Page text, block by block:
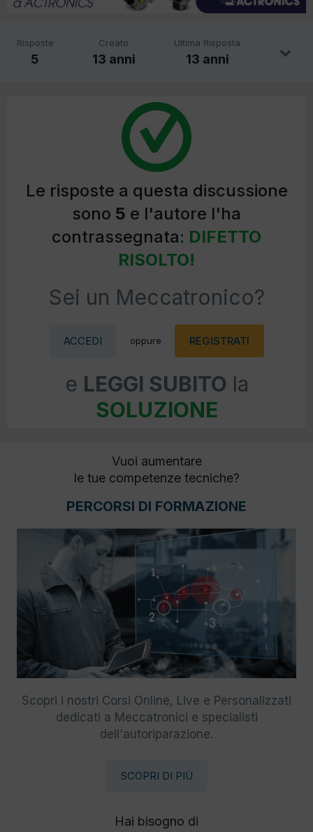
Risposte
5
Creato
13 anni
Ultima Risposta
13 anni
Le risposte a questa discussione
sono 5 e l'autore l'ha
contrassegnata: DIFETTO
RISOLTO!
Sei un Meccatronico?
ACCEDI oppure REGISTRATI
e LEGGI SUBITO la
SOLUZIONE
Vuoi aumentare
le tue competenze tecniche?
PERCORSI DI FORMAZIONE
Scopri i nostri Corsi Online, Live e Personalizzati
dedicati a Meccatronici e specialisti
dell'autoriparazione.
SCOPRI DI PIÙ
Hai bisogno di